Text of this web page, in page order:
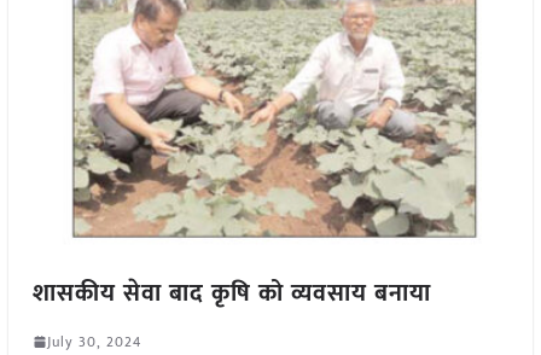
शासकीय सेवा बाद कृषि को व्यवसाय बनाया
July 30, 2024